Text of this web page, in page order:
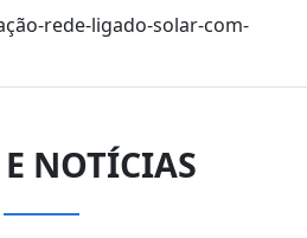
rede-ligado-solar-com-
NOTÍCIAS